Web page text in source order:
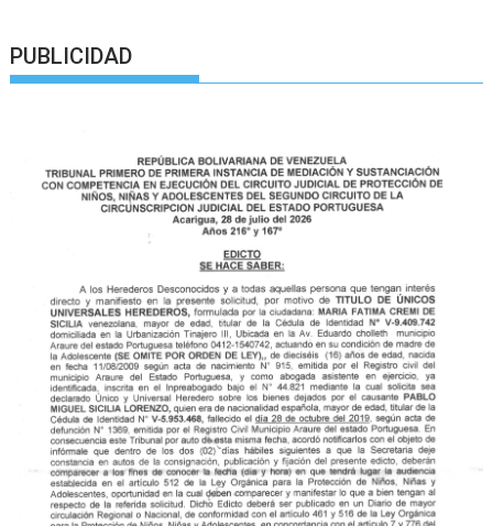
PUBLICIDAD